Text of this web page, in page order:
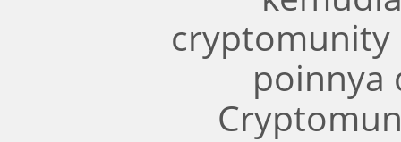
poinnya